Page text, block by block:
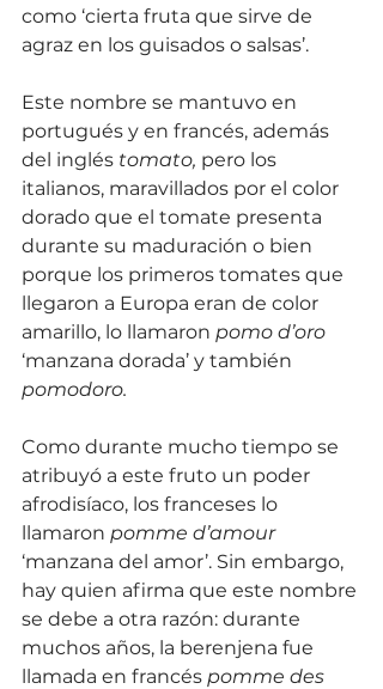
como ‘cierta fruta que sirve de
agraz en los guisados o salsas’.
Este nombre se mantuvo en
portugués y en francés, además
del inglés tomato, pero los
italianos, maravillados por el color
dorado que el tomate presenta
durante su maduración o bien
porque los primeros tomates que
llegaron a Europa eran de color
amarillo, lo llamaron pomo d’oro
‘manzana dorada’ y también
pomodoro.
Como durante mucho tiempo se
atribuyó a este fruto un poder
afrodisíaco, los franceses lo
llamaron pomme d’amour
‘manzana del amor’. Sin embargo,
hay quien afirma que este nombre
se debe a otra razón: durante
muchos años, la berenjena fue
llamada en francés pomme des